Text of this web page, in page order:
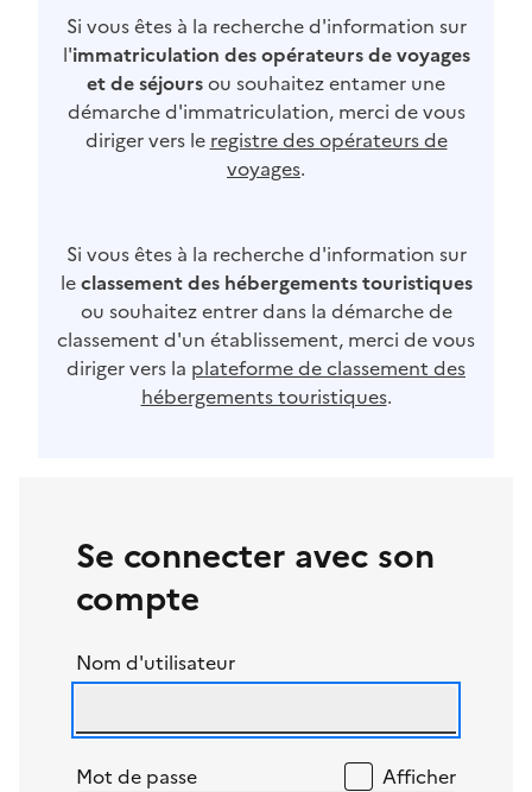
Si vous êtes à la recherche d'information sur
l'immatriculation des opérateurs de voyages
et de séjoursou souhaitez entamer une
démarche d'immatriculation, merci de vous
diriger vers le registre des opérateurs de
voyages.
Si vous êtes à la recherche d'information sur
leclassement des hébergements touristiques
ou souhaitez entrer dans la démarche de
classement d'un établissement, merci de vous
diriger vers la plateforme de classement des
hébergements touristiques.
Se connecter avec son
compte
Nom d'utilisateur
Mot de passe Afficher